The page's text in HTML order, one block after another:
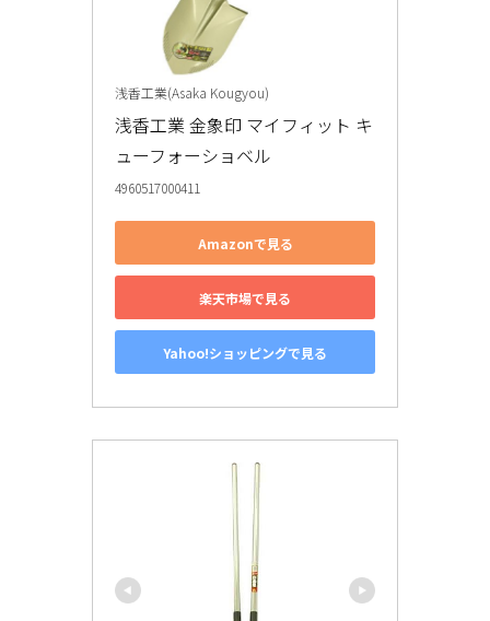
浅香工業(Asaka Kougyou)
浅香工業 金象印 マイフィット キ
ューフォーショベル
4960517000411
Amazonで見る
楽天市場で見る
Yahoo!ショッピングで見る